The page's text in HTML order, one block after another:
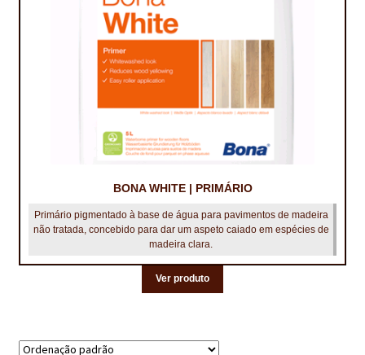
BONA WHITE | PRIMÁRIO
Primário pigmentado à base de água para pavimentos de madeira
não tratada, concebido para dar um aspeto caiado em espécies de
madeira clara.
Ver produto